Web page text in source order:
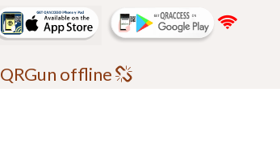
QRGun offline